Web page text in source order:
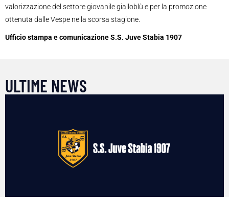
valorizzazione del settore giovanile gialloblù e per la promozione
ottenuta dalle Vespe nella scorsa stagione.
Ufficio stampa e comunicazione S.S. Juve Stabia 1907
ULTIME NEWS